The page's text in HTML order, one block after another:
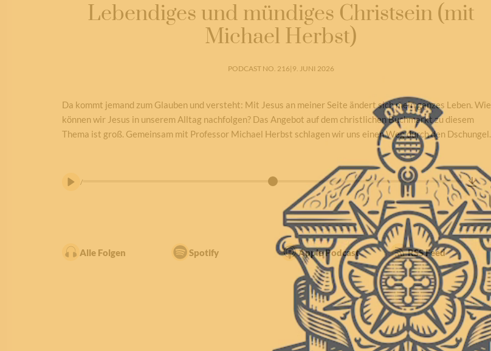
Lebendiges und mündiges Christsein (mit
Michael Herbst)
PODCAST NO. 216| 9. JUNI 2026
Da kommt jemand zum Glauben und versteht: Mit Jesus an meiner Seite ändert sich mein ganzes Leben. Wie
können wir Jesus in unserem Alltag nachfolgen? Das Angebot auf dem christlichen Buchmarkt zu diesem
Thema ist groß. Gemeinsam mit Professor Michael Herbst schlagen wir uns einen Weg durch den Dschungel.
/
Alle Folgen Spotify Apple Podcast RSS Feed